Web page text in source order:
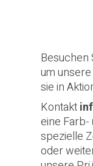
Besuchen
um
sie in
Kontakt
eine
spezielle
oder